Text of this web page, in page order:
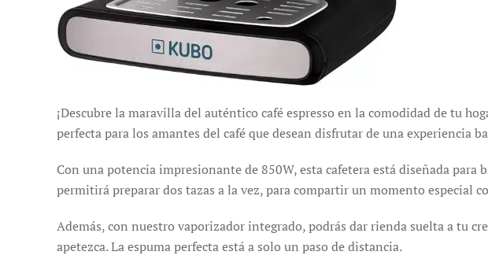
¡Descubre la maravilla del auténtico café espresso en la comodidad de tu
perfecta para los amantes del café que desean disfrutar de una experiencia
Con una potencia impresionante de 850W, esta cafetera está diseñada
permitirá preparar dos tazas a la vez, para compartir un momento especial
Además, con nuestro vaporizador integrado, podrás dar rienda suelta a tu
apetezca. La espuma perfecta está a solo un paso de distancia.